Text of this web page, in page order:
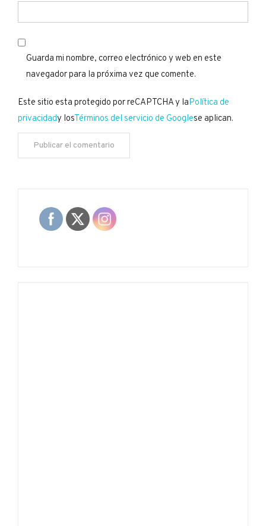
Guarda mi nombre, correo electrónico y web en este
navegador para la próxima vez que comente.
Este sitio esta protegido por reCAPTCHA y laPolítica de
privacidady losTérminos del servicio de Googlese aplican.